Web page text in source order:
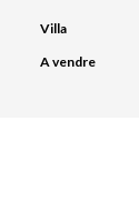
Villa
A vendre